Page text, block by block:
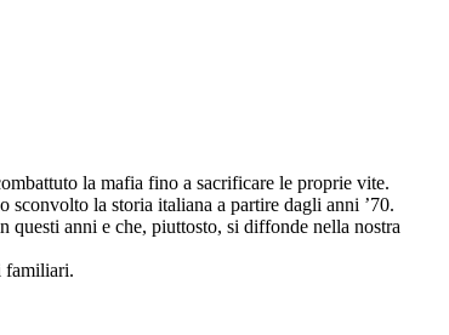
la mafia fino a sacrificare le proprie vite.
la storia italiana a partire dagli anni ’70.
questi anni e che, piuttosto, si diffonde nella nostra
familiari.